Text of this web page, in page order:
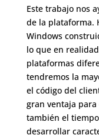
Este trabajo nos
de la plataforma.
Windows
lo que en
plataformas
tendremos la
el código del
gran ventaja
también el
desarrollar